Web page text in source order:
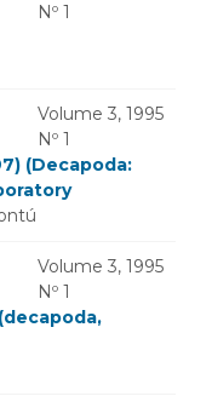
Nº 1
Volume 3, 1995
Nº 1
(Decapoda:
Volume 3, 1995
Nº 1